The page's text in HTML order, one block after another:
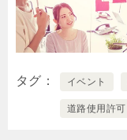
タグ イベント
道路使用許可